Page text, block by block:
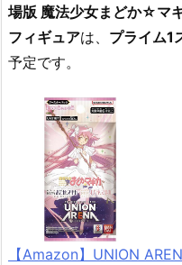
場版 魔法少女まどか☆マ
フィギュアは、 プライム1
予定です。
【Amazon】UNION